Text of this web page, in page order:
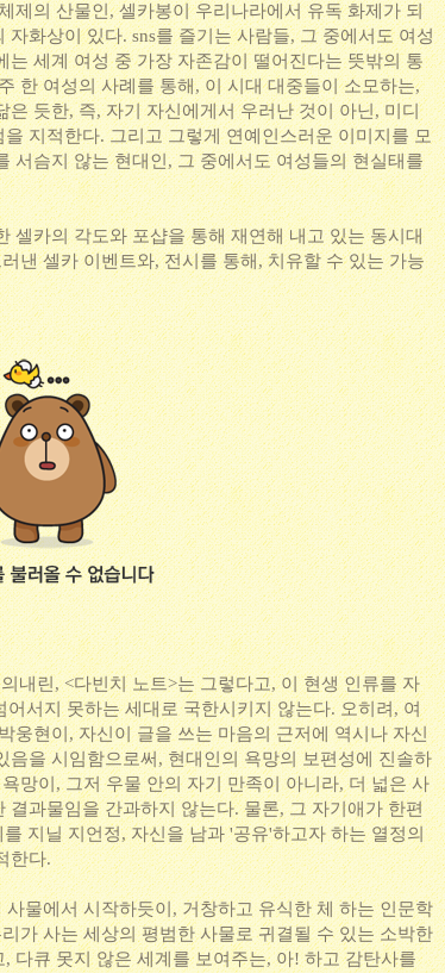
제의 산물인, 셀카봉이 우리나라에서 유독 화제가 되
화상이 있다. sns를 즐기는 사람들, 그 중에서도 여성
세계 여성 중 가장 자존감이 떨어진다는 뜻밖의 통
한 여성의 사례를 통해, 이 시대 대중들이 소모하는,
듯한, 즉, 자기 자신에게서 우러난 것이 아닌, 미디
지적한다. 그리고 그렇게 연예인스러운 이미지를 모
서슴지 않는 현대인, 그 중에서도 여성들의 현실태를
셀카의 각도와 포샵을 통해 재연해 내고 있는 동시대
낸 셀카 이벤트와, 전시를 통해, 치유할 수 있는 가능
내린, <다빈치 노트>는 그렇다고, 이 현생 인류를 자
서지 못하는 세대로 국한시키지 않는다. 오히려, 여
웅현이, 자신이 글을 쓰는 마음의 근저에 역시나 자신
을 시임함으로써, 현대인의 욕망의 보편성에 진솔하
망이, 그저 우물 안의 자기 만족이 아니라, 더 넓은 사
과물임을 간과하지 않는다. 물론, 그 자기애가 한편
지닐 지언정, 자신을 남과 '공유'하고자 하는 열정의
한다.
물에서 시작하듯이, 거창하고 유식한 체 하는 인문학
가 사는 세상의 평범한 사물로 귀결될 수 있는 소박한
다큐 못지 않은 세계를 보여주는, 아! 하고 감탄사를